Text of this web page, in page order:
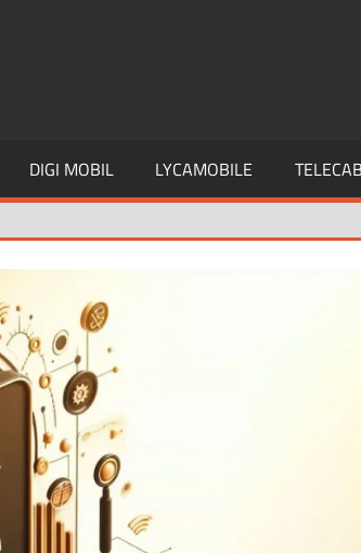
DIGI MOBIL LYCAMOBILE